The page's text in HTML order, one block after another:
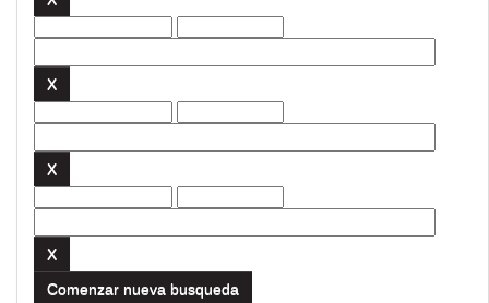
Comenzar nueva busqueda